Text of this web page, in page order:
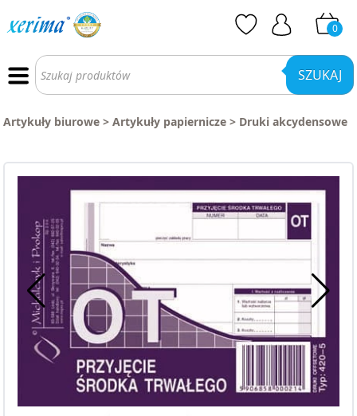
0
Wyszukiwarka
produktów SZUKAJ
Artykuły biurowe > Artykuły papiernicze > Druki akcydensowe